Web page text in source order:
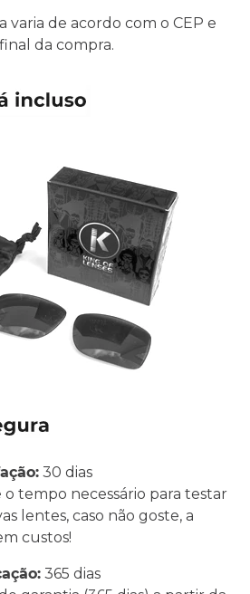
varia de acordo com o CEP e
da compra.
30 dias
tempo necessário para testar
lentes, caso não goste, a
custos!
365 dias